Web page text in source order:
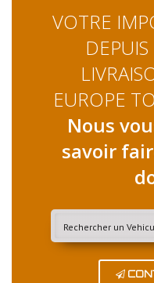
VOTRE
EUROPE
Nous
savoir